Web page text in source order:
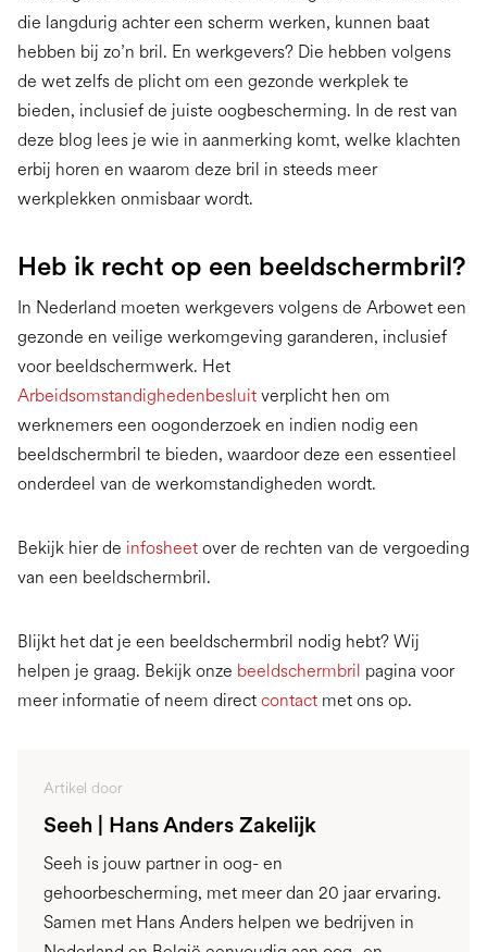
die langdurig achter een scherm werken, kunnen baat
hebben bij zo’n bril. En werkgevers? Die hebben volgens
de wet zelfs de plicht om een gezonde werkplek te
bieden, inclusief de juiste oogbescherming. In de rest van
deze blog lees je wie in aanmerking komt, welke klachten
erbij horen en waarom deze bril in steeds meer
werkplekken onmisbaar wordt.
Heb ik recht op een beeldschermbril?
In Nederland moeten werkgevers volgens de Arbowet een
gezonde en veilige werkomgeving garanderen, inclusief
voor beeldschermwerk. Het
Arbeidsomstandighedenbesluit verplicht hen om
werknemers een oogonderzoek en indien nodig een
beeldschermbril te bieden, waardoor deze een essentieel
onderdeel van de werkomstandigheden wordt.
Bekijk hier de infosheet over de rechten van de vergoeding
van een beeldschermbril.
Blijkt het dat je een beeldschermbril nodig hebt? Wij
helpen je graag. Bekijk onze beeldschermbril pagina voor
meer informatie of neem direct contact met ons op.
Artikel door
Seeh | Hans Anders Zakelijk
Seeh is jouw partner in oog- en
gehoorbescherming, met meer dan 20 jaar ervaring.
Samen met Hans Anders helpen we bedrijven in